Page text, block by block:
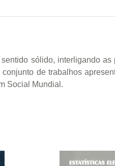
sólido, interligando
de trabalhos
Social Mundial.